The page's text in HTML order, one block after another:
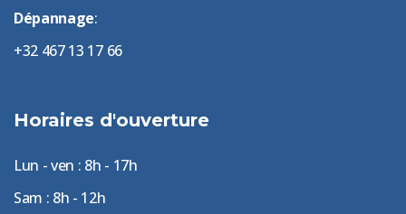
Dépannage:
+32 467 13 17 66
Horaires d'ouverture
Lun - ven : 8h - 17h
Sam : 8h - 12h